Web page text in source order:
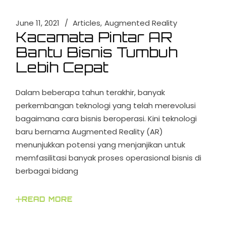
June 11, 2021 Articles Augmented Reality
Kacamata Pintar AR
Bantu Bisnis Tumbuh
Lebih Cepat
Dalam beberapa tahun terakhir, banyak
perkembangan teknologi yang telah merevolusi
bagaimana cara bisnis beroperasi. Kini teknologi
baru bernama Augmented Reality (AR)
menunjukkan potensi yang menjanjikan untuk
memfasilitasi banyak proses operasional bisnis di
berbagai bidang
READ MORE